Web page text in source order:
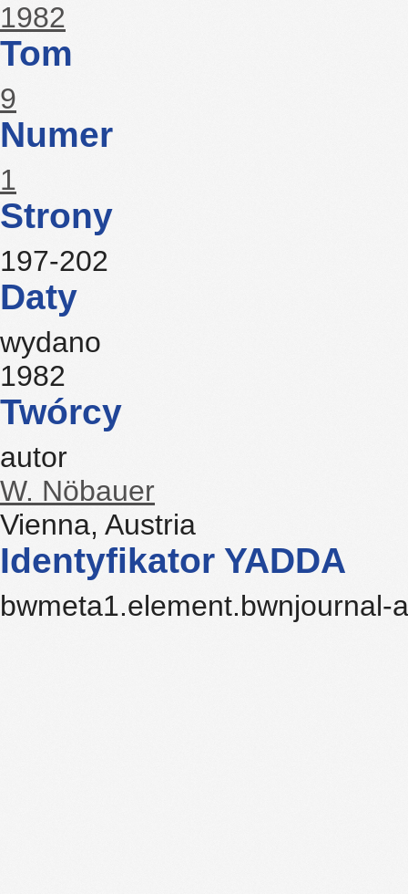
1982
Tom
9
Numer
1
Strony
197-202
Daty
wydano
1982
Twórcy
autor
W. Nöbauer
Vienna, Austria
Identyfikator YADDA
bwmeta1.element.bwnjournal-